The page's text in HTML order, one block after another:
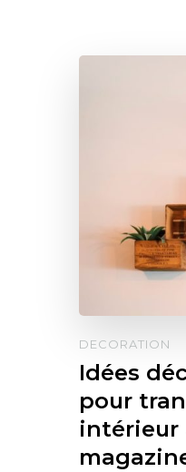
DECORATION
Idées
pour
intérieur